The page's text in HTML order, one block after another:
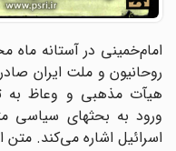
روحانیون و ملت ایران
هیآت مذهبی و وعاظ به
ورود به بحثهای سیاسی
اسرائیل اشاره می‌کند. متن